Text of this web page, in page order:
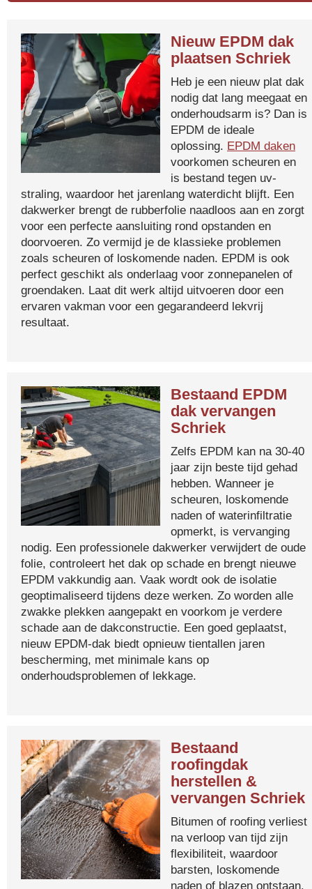
Nieuw EPDM dak
plaatsen Schriek
Heb je een nieuw plat dak
nodig dat lang meegaat en
onderhoudsarm is? Dan is
EPDM de ideale
oplossing. EPDM daken
voorkomen scheuren en
is bestand tegen uv-
straling, waardoor het jarenlang waterdicht blijft. Een
dakwerker brengt de rubberfolie naadloos aan en zorgt
voor een perfecte aansluiting rond opstanden en
doorvoeren. Zo vermijd je de klassieke problemen
zoals scheuren of loskomende naden. EPDM is ook
perfect geschikt als onderlaag voor zonnepanelen of
groendaken. Laat dit werk altijd uitvoeren door een
ervaren vakman voor een gegarandeerd lekvrij
resultaat.
Bestaand EPDM
dak vervangen
Schriek
Zelfs EPDM kan na 30-40
jaar zijn beste tijd gehad
hebben. Wanneer je
scheuren, loskomende
naden of waterinfiltratie
opmerkt, is vervanging
nodig. Een professionele dakwerker verwijdert de oude
folie, controleert het dak op schade en brengt nieuwe
EPDM vakkundig aan. Vaak wordt ook de isolatie
geoptimaliseerd tijdens deze werken. Zo worden alle
zwakke plekken aangepakt en voorkom je verdere
schade aan de dakconstructie. Een goed geplaatst,
nieuw EPDM-dak biedt opnieuw tientallen jaren
bescherming, met minimale kans op
onderhoudsproblemen of lekkage.
Bestaand
roofingdak
herstellen &
vervangen Schriek
Bitumen of roofing verliest
na verloop van tijd zijn
flexibiliteit, waardoor
barsten, loskomende
naden of blazen ontstaan.